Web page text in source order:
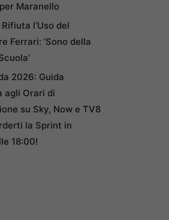
Maranello
l’Uso del
Ferrari: ‘Sono della
2026: Guida
agli Orari di
su Sky, Now e TV8
la Sprint in
18:00!